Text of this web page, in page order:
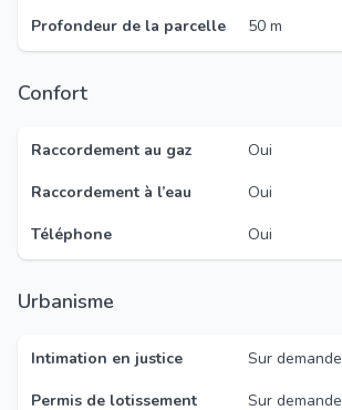
Profondeur de la parcelle
50 m
Confort
Raccordement au gaz
Oui
Raccordement à l’eau
Oui
Téléphone
Oui
Urbanisme
Intimation en justice
Sur demande
Permis de lotissement
Sur demande